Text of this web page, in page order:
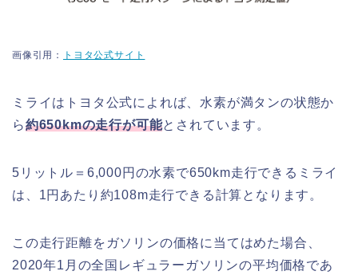
画像引用： トヨタ公式サイト
ミライはトヨタ公式によれば、水素が満タンの状態か
ら約650kmの走行が可能とされています。
5リットル＝6,000円の水素で650km走行できるミライ
は、1円あたり約108m走行できる計算となります。
この走行距離をガソリンの価格に当てはめた場合、
2020年1月の全国レギュラーガソリンの平均価格であ